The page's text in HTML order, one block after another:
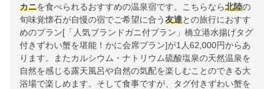
カニを食べられるおすすめの温泉宿です。こちらなら北陸の
旬味覚懐石が自慢の宿でご希望に合う友達との旅行におすす
めのプラン[「人気ブランドガニ付プラン」橋立港水揚げタグ
付きずわい蟹を堪能！かに会席プラン]が1人62,000円からあ
ります。またカルシウム・ナトリウム硫酸塩泉の天然温泉を
自然を感じる露天風呂や自然の気配を楽しむことのできる大
浴場で楽しめます。そして食事ですが、タグ付きずわい蟹を